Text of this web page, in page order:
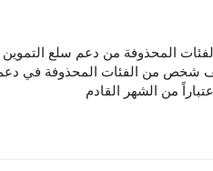
المحذوفة من دعم سلع التموين
700 ألف شخص من الفئات المحذوفة في
من الشهر القادم